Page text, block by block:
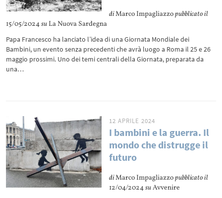
diMarco Impagliazzopubblicato il
15/05/2024su La Nuova Sardegna
Papa Francesco ha lanciato l’idea di una Giornata Mondiale dei
Bambini, un evento senza precedenti che avrà luogo a Roma il 25 e 26
maggio prossimi. Uno dei temi centrali della Giornata, preparata da
una…
12 APRILE 2024
I bambini e la guerra. Il
mondo che distrugge il
futuro
diMarco Impagliazzopubblicato il
12/04/2024suAvvenire